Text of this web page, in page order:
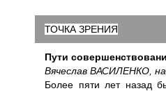
ТОЧКА ЗРЕНИЯ
Пути
Вячеслав ВАСИЛЕНКО,
Более пяти лет назад